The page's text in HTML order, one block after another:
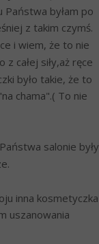
byłam po
z takim czymś.
i wiem, że to nie
całej siły,aż ręce
było takie, że to
chama".( To nie
salonie były
inna kosmetyczka
uszanowania